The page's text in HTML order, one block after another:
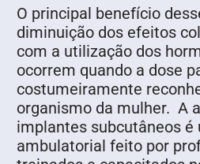
O principal benefício
diminuição dos efeitos
com a utilização dos
ocorrem quando a dose
costumeiramente
organismo da mulher. A
implantes subcutâneos
ambulatorial feito por